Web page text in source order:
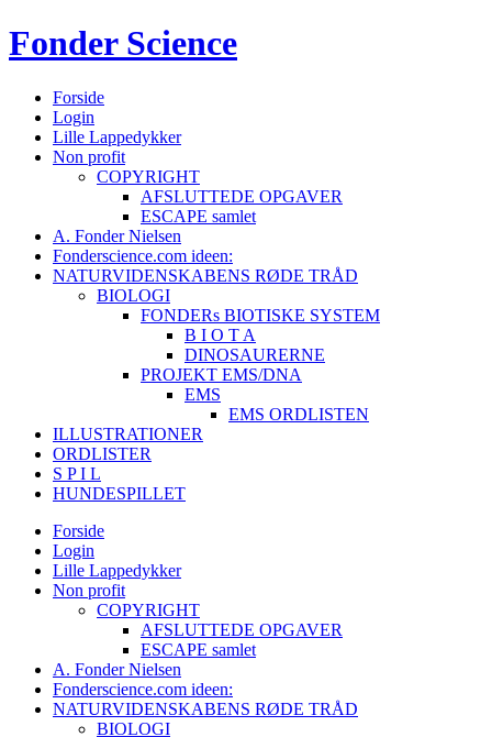
FonderScience
Forside
Login
Lille Lappedykker
Non profit
COPYRIGHT
AFSLUTTEDE OPGAVER
ESCAPE samlet
A. Fonder Nielsen
Fonderscience.com ideen:
NATURVIDENSKABENS RØDE TRÅD
BIOLOGI
FONDERs BIOTISKE SYSTEM
B I O T A
DINOSAURERNE
PROJEKT EMS/DNA
EMS
EMS ORDLISTEN
ILLUSTRATIONER
ORDLISTER
S P I L
HUNDESPILLET
Forside
Login
Lille Lappedykker
Non profit
COPYRIGHT
AFSLUTTEDE OPGAVER
ESCAPE samlet
A. Fonder Nielsen
Fonderscience.com ideen:
NATURVIDENSKABENS RØDE TRÅD
BIOLOGI